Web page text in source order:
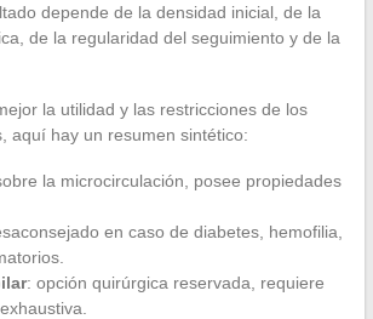
depende de la densidad inicial, de la
de la regularidad del seguimiento y de la
la utilidad y las restricciones de los
aquí hay un resumen sintético:
la microcirculación, posee propiedades
en caso de diabetes, hemofilia,
: opción quirúrgica reservada, requiere